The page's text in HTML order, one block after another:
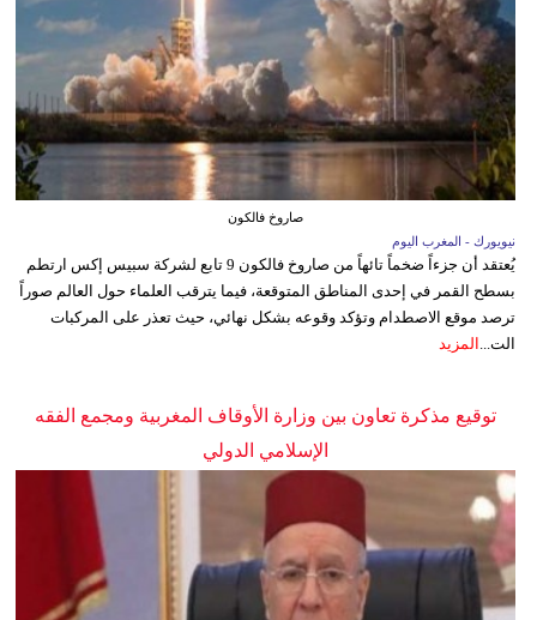
صاروخ فالكون
نيويورك - المغرب اليوم
يُعتقد أن جزءاً ضخماً تائهاً من صاروخ فالكون 9 تابع لشركة سبيس إكس ارتطم
بسطح القمر في إحدى المناطق المتوقعة، فيما يترقب العلماء حول العالم صوراً
ترصد موقع الاصطدام وتؤكد وقوعه بشكل نهائي، حيث تعذر على المركبات
الت... المزيد
توقيع مذكرة تعاون بين وزارة الأوقاف المغربية ومجمع الفقه
الإسلامي الدولي